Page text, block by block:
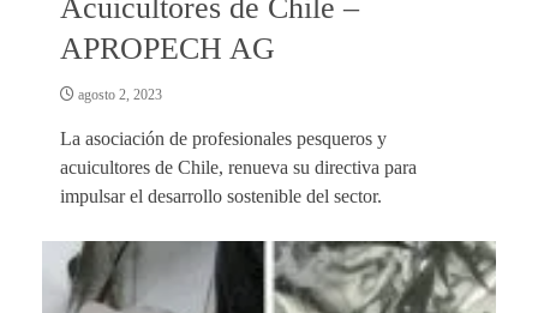
Acuicultores de Chile –
APROPECH AG
agosto 2, 2023
La asociación de profesionales pesqueros y
acuicultores de Chile, renueva su directiva para
impulsar el desarrollo sostenible del sector.